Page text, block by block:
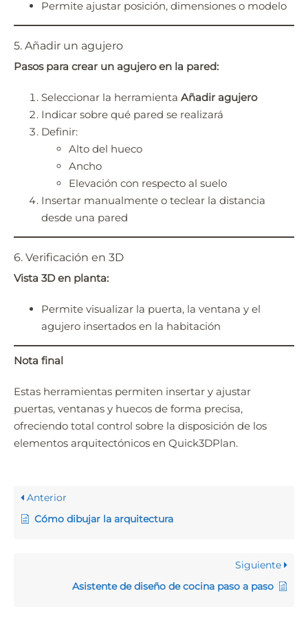
Permite ajustar posición, dimensiones o modelo
5. Añadir un agujero
Pasos para crear un agujero en la pared:
Seleccionar la herramienta Añadir agujero
Indicar sobre qué pared se realizará
Definir:
Alto del hueco
Ancho
Elevación con respecto al suelo
Insertar manualmente o teclear la distancia
desde una pared
6. Verificación en 3D
Vista 3D en planta:
Permite visualizar la puerta, la ventana y el
agujero insertados en la habitación
Nota final
Estas herramientas permiten insertar y ajustar
puertas, ventanas y huecos de forma precisa,
ofreciendo total control sobre la disposición de los
elementos arquitectónicos en Quick3DPlan.
Anterior
Cómo dibujar la arquitectura
Siguiente
Asistente de diseño de cocina paso a paso